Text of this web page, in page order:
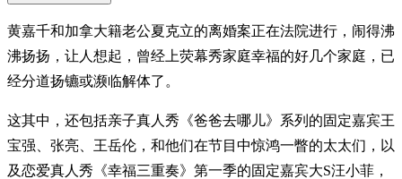
黄嘉千和加拿大籍老公夏克立的离婚案正在法院进行，闹得沸
沸扬扬，让人想起，曾经上荧幕秀家庭幸福的好几个家庭，已
经分道扬镳或濒临解体了。
这其中，还包括亲子真人秀《爸爸去哪儿》系列的固定嘉宾王
宝强、张亮、王岳伦，和他们在节目中惊鸿一瞥的太太们，以
及恋爱真人秀《幸福三重奏》第一季的固定嘉宾大S汪小菲，